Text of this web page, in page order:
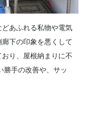
あふれる私物や電気
下の印象を悪くして
り、屋根納まりに不
勝手の改善や、サッ